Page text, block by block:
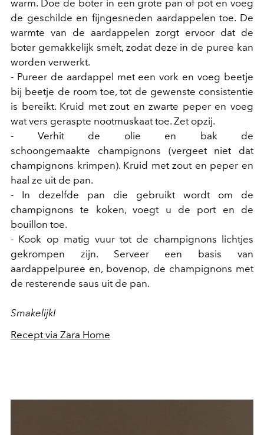
warm. Doe de boter in een grote pan of pot en voeg
de geschilde en fijngesneden aardappelen toe. De
warmte van de aardappelen zorgt ervoor dat de
boter gemakkelijk smelt, zodat deze in de puree kan
worden verwerkt.
- Pureer de aardappel met een vork en voeg beetje
bij beetje de room toe, tot de gewenste consistentie
is bereikt. Kruid met zout en zwarte peper en voeg
wat vers geraspte nootmuskaat toe. Zet opzij.
- Verhit de olie en bak de
schoongemaakte champignons (vergeet niet dat
champignons krimpen). Kruid met zout en peper en
haal ze uit de pan.
- In dezelfde pan die gebruikt wordt om de
champignons te koken, voegt u de port en de
bouillon toe.
- Kook op matig vuur tot de champignons lichtjes
gekrompen zijn. Serveer een basis van
aardappelpuree en, bovenop, de champignons met
de resterende saus uit de pan.
Smakelijk!
Recept via Zara Home